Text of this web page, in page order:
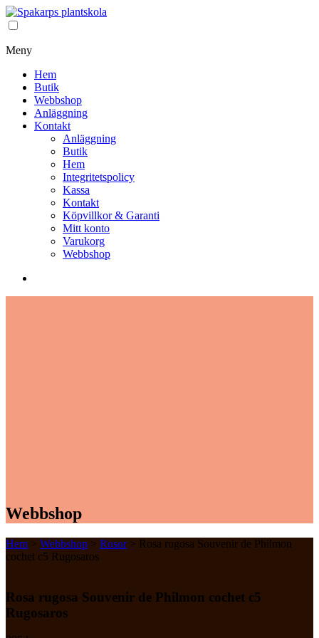
Meny
Hem
Butik
Webbshop
Anläggning
Kontakt
Anläggning
Butik
Hem
Integritetspolicy
Kassa
Kontakt
Köpvillkor & Garanti
Mitt konto
Varukorg
Webbshop
Webbshop
Hem > Webbshop > Rosor> Rosa rugosa Souvenir de Philmon
cochet c5 Rugosaros
Rosa rugosa Souvenir de Philmon cochet c5
Rugosaros